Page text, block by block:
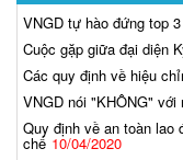
VNGD tự hào đứng top
Cuộc gặp giữa đại diện
Các quy định về hiệu
VNGD nói "KHÔNG" với
Quy định về an toàn lao
chế 10/04/2020